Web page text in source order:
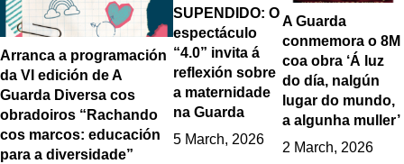
Arranca a programación
da VI edición de A
Guarda Diversa cos
obradoiros “Rachando
cos marcos: educación
para a diversidade”
SUPENDIDO: O
espectáculo
“4.0” invita á
reflexión sobre
a maternidade
na Guarda
5 March, 2026
A Guarda
conmemora o 8M
coa obra ‘Á luz
do día, nalgún
lugar do mundo,
a algunha muller’
2 March, 2026